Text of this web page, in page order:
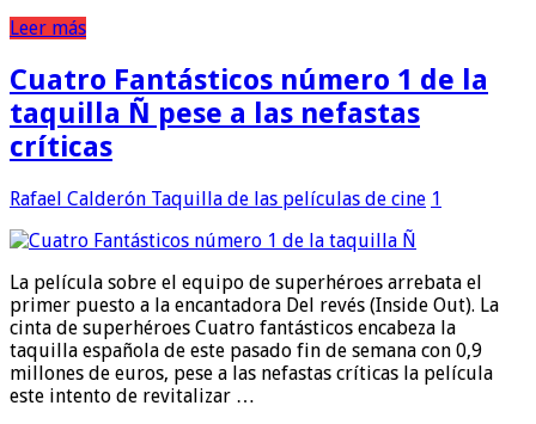
Leer más
Cuatro Fantásticos número 1 de la
taquilla Ñ pese a las nefastas
críticas
Rafael Calderón Taquilla de las películas de cine 1
La película sobre el equipo de superhéroes arrebata el
primer puesto a la encantadora Del revés (Inside Out). La
cinta de superhéroes Cuatro fantásticos encabeza la
taquilla española de este pasado fin de semana con 0,9
millones de euros, pese a las nefastas críticas la película
este intento de revitalizar …